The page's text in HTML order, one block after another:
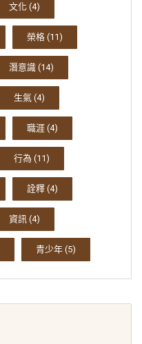
文化 (4)
榮格 (11)
潛意識 (14)
生氣 (4)
職涯 (4)
行為 (11)
詮釋 (4)
資訊 (4)
青少年 (5)